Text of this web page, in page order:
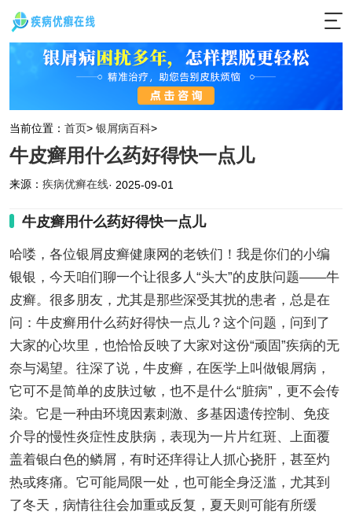
当前位置： 首页> 银屑病百科>
牛皮癣用什么药好得快一点儿
来源： 疾病优癣在线· 2025-09-01
牛皮癣用什么药好得快一点儿
哈喽，各位银屑皮癣健康网的老铁们！我是你们的小编
银银，今天咱们聊一个让很多人“头大”的皮肤问题——牛
皮癣。很多朋友，尤其是那些深受其扰的患者，总是在
问：牛皮癣用什么药好得快一点儿？这个问题，问到了
大家的心坎里，也恰恰反映了大家对这份“顽固”疾病的无
奈与渴望。往深了说，牛皮癣，在医学上叫做银屑病，
它可不是简单的皮肤过敏，也不是什么“脏病”，更不会传
染。它是一种由环境因素刺激、多基因遗传控制、免疫
介导的慢性炎症性皮肤病，表现为一片片红斑、上面覆
盖着银白色的鳞屑，有时还痒得让人抓心挠肝，甚至灼
热或疼痛。它可能局限一处，也可能全身泛滥，尤其到
了冬天，病情往往会加重或反复，夏天则可能有所缓